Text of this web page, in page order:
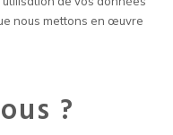
nous mettons en œuvre
?